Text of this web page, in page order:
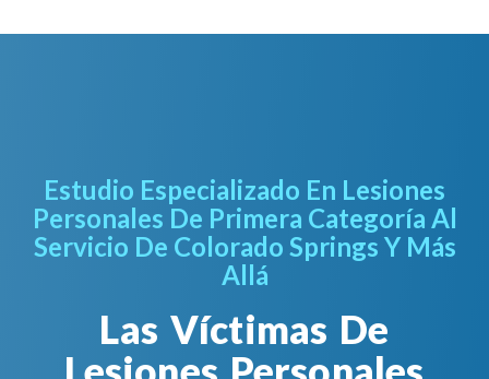
Estudio Especializado En Lesiones
Personales De Primera Categoría Al
Servicio De Colorado Springs Y Más
Allá
Las Víctimas De